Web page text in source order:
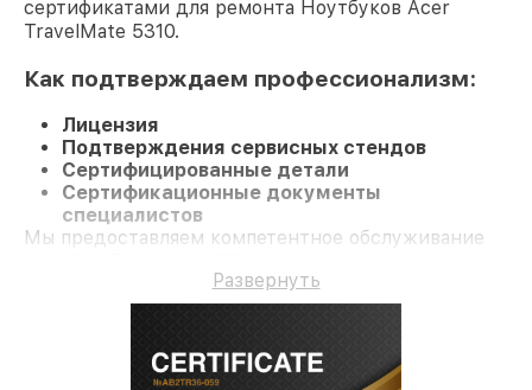
сертификатами для ремонта Ноутбуков Acer
TravelMate 5310.
Как подтверждаем профессионализм:
Лицензия
Подтверждения сервисных стендов
Сертифицированные детали
Сертификационные документы
специалистов
Мы предоставляем компетентное обслуживание
Развернуть